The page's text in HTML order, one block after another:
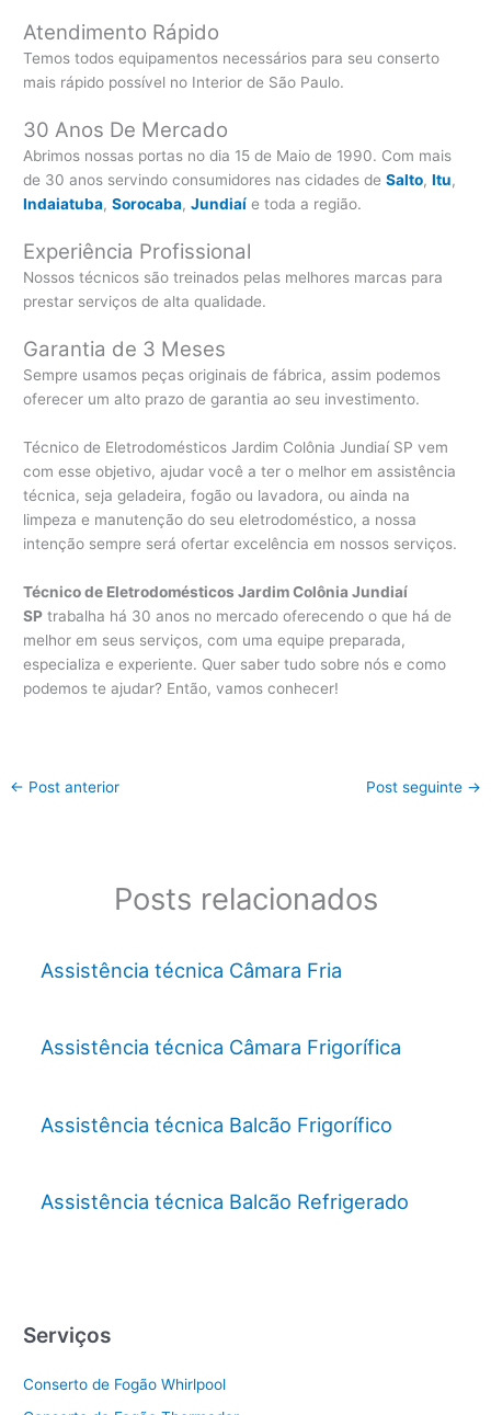
Atendimento Rápido
Temos todos equipamentos necessários para seu conserto
mais rápido possível no Interior de São Paulo.
30 Anos De Mercado
Abrimos nossas portas no dia 15 de Maio de 1990. Com mais
de 30 anos servindo consumidores nas cidades deSalto,Itu,
Indaiatuba,Sorocaba,Jundiaí e toda a região.
Experiência Profissional
Nossos técnicos são treinados pelas melhores marcas para
prestar serviços de alta qualidade.
Garantia de 3 Meses
Sempre usamos peças originais de fábrica, assim podemos
oferecer um alto prazo de garantia ao seu investimento.
Técnico de Eletrodomésticos Jardim Colônia Jundiaí SP vem
com esse objetivo, ajudar você a ter o melhor em assistência
técnica, seja geladeira, fogão ou lavadora, ou ainda na
limpeza e manutenção do seu eletrodoméstico, a nossa
intenção sempre será ofertar excelência em nossos serviços.
Técnico de Eletrodomésticos Jardim Colônia Jundiaí
SP trabalha há 30 anos no mercado oferecendo o que há de
melhor em seus serviços, com uma equipe preparada,
especializa e experiente. Quer saber tudo sobre nós e como
podemos te ajudar? Então, vamos conhecer!
← Post anterior Post seguinte →
Posts relacionados
Assistência técnica Câmara Fria
Assistência técnica Câmara Frigorífica
Assistência técnica Balcão Frigorífico
Assistência técnica Balcão Refrigerado
Serviços
Conserto de Fogão Whirlpool